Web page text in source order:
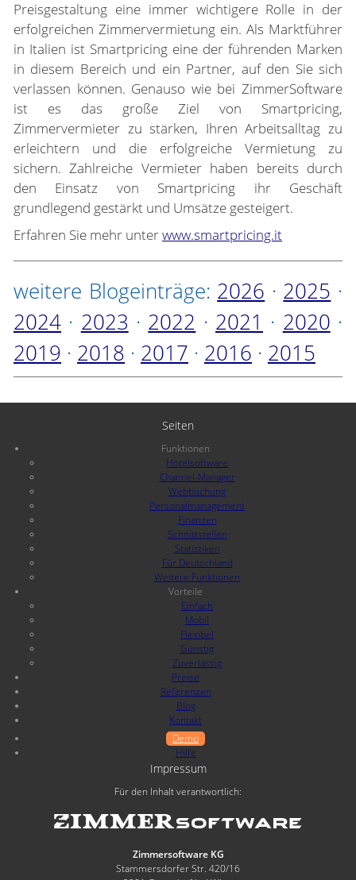
Preisgestaltung eine immer wichtigere Rolle in der
erfolgreichen Zimmervermietung ein. Als Marktführer
in Italien ist Smartpricing eine der führenden Marken
in diesem Bereich und ein Partner, auf den Sie sich
verlassen können. Genauso wie bei ZimmerSoftware
ist es das große Ziel von Smartpricing,
Zimmervermieter zu stärken, Ihren Arbeitsalltag zu
erleichtern und die erfolgreiche Vermietung zu
sichern. Zahlreiche Vermieter haben bereits durch
den Einsatz von Smartpricing ihr Geschäft
grundlegend gestärkt und Umsätze gesteigert.
Erfahren Sie mehr unterwww.smartpricing.it
weitere Blogeinträge: 2026 · 2025 ·
2024 · 2023 · 2022 · 2021 · 2020 ·
2019 · 2018 · 2017 · 2016 · 2015
Seiten
Funktionen
Hotelsoftware
Channel-Manager
Webbuchung
Personalmanagement
Finanzen
Schnittstellen
Statistiken
Für Deutschland
Weitere Funktionen
Vorteile
Einfach
Mobil
Flexibel
Günstig
Zuverlässig
Preise
Referenzen
Blog
Kontakt
Demo
Hilfe
Impressum
Für den Inhalt verantwortlich:
Zimmersoftware KG
Stammersdorfer Str. 420/16